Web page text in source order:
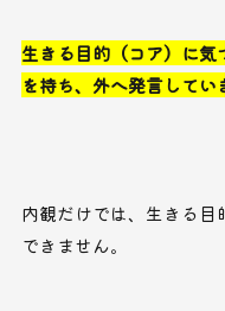
生きる目的（コア）に
を持ち、外へ発言してい
内観だけでは、生きる
できません。